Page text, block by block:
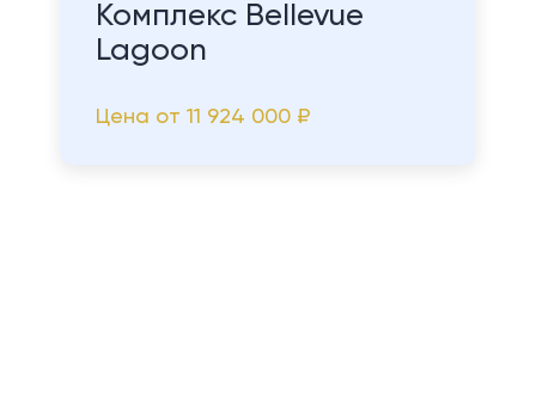
Комплекс Bellevue
Lagoon
Цена от 11 924 000 ₽